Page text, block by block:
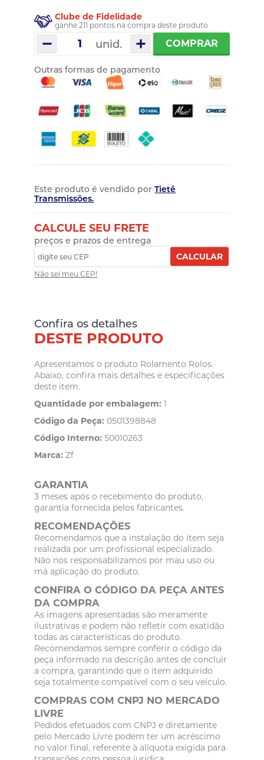
Clube de Fidelidade
ganhe 211 pontos na compra deste produto
unid. COMPRAR
Outras formas de pagamento
Este produto é vendido porTietê
Transmissões.
CALCULE SEU FRETE
preços e prazos de entrega
CALCULAR
Não sei meu CEP!
Confira os detalhes
DESTE PRODUTO
Apresentamos o produto Rolamento Rolos.
Abaixo, confira mais detalhes e especificações
deste item.
Quantidade por embalagem: 1
Código da Peça: 0501398848
Código Interno: 50010263
Marca: Zf
GARANTIA
3 meses após o recebimento do produto,
garantia fornecida pelos fabricantes.
RECOMENDAÇÕES
Recomendamos que a instalação do item seja
realizada por um profissional especializado.
Não nos responsabilizamos por mau uso ou
má aplicação do produto.
CONFIRA O CÓDIGO DA PEÇA ANTES
DA COMPRA
As imagens apresentadas são meramente
ilustrativas e podem não refletir com exatidão
todas as características do produto.
Recomendamos sempre conferir o código da
peça informado na descrição antes de concluir
a compra, garantindo que o item adquirido
seja totalmente compatível com o seu veículo.
COMPRAS COM CNPJ NO MERCADO
LIVRE
Pedidos efetuados com CNPJ e diretamente
pelo Mercado Livre podem ter um acréscimo
no valor final, referente à alíquota exigida para